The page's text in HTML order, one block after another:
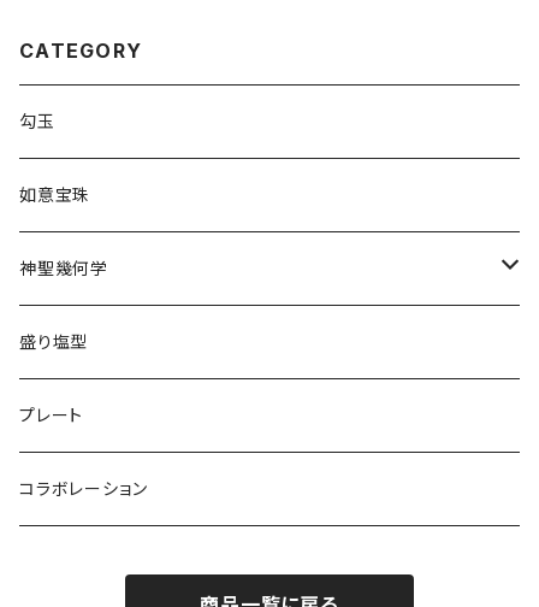
CATEGORY
勾玉
如意宝珠
神聖幾何学
トリスケル
盛り塩型
プレート
コラボレーション